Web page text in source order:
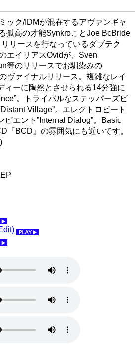
ック/IDMが混在するアヴァンギャ
孤高の才能SynkroことJoe BcBride
リースを行なっているダブテク
エイリアスOvidが、Sven
等のリリースでお馴染みの
ヴァイナルリリース。複雑なレイ
ィーに陶然とさせられる14分強に
。トライバルなステッパーズビ
Village”。エレクトロビート
ビエント”Internal Dialog”。Basic
『BCD』の雰囲気にも近いです。